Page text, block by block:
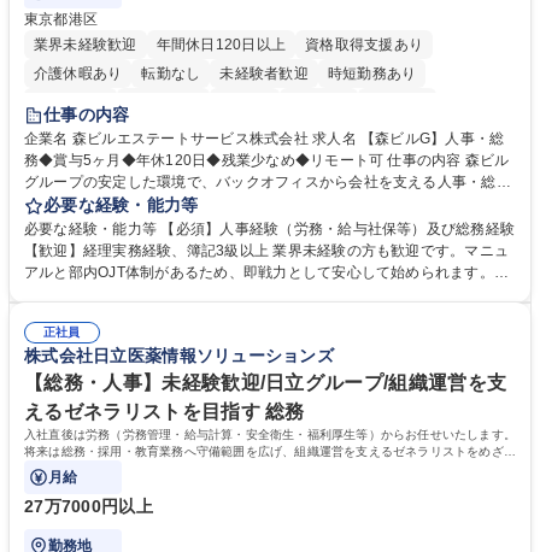
東京都港区
業界未経験歓迎
年間休日120日以上
資格取得支援あり
介護休暇あり
転勤なし 未経験者歓迎
時短勤務あり
経験者歓迎
完全週休2日制
交通費支給 長期歓迎 駅近5分以内 土日祝休み
仕事の内容
企業名 森ビルエステートサービス株式会社 求人名 【森ビルG】人事・総
務◆賞与5ヶ月◆年休120日◆残業少なめ◆リモート可 仕事の内容 森ビル
グループの安定した環境で、バックオフィスから会社を支える人事・総務
をお任せします。 労務と総務の業務をバランスよく担当し、ゆくゆくは制
度改定などのコア業務にも挑戦できる、やりがいある環境です。 ■勤怠管
理、給与計算、社会保険手続き、年末調整等の労務管理全般 ■入退社手続
き、社内規定の改定や人事制度改定などのコア業務 ■社内イベントの企画
でも質問・相談できる環境が整っているため、安心して成長できます。 募
集職種 【森ビルG】人事・総務◆賞与5ヶ月◆年休120日◆残業少なめ◆
リモート可
必要な経験・能力等
必要な経験・能力等 【必須】人事経験（労務・給与社保等）及び総務経験
【歓迎】経理実務経験、簿記3級以上 業界未経験の方も歓迎です。マニュ
アルと部内OJT体制があるため、即戦力として安心して始められます。
務に挑戦できるため、自身の成長と組織への貢献度をダイレクトに実感で
きます。 残業少なめ、週1日リモート可など、ワークライフバランスを保
ち長期活躍できる環境です。 「これまでの幅広い経験を活かし、長期的な
キャリアを築きたい」という前向きな意欲と挑戦を全力で応援します。 学
歴・資格 学歴：大学院 大学 高専 短大 専修学校 高校 語学力： 資格：日商
簿記検定1級 日商簿記検定2級 日商簿記検定3級
正社員
株式会社日立医薬情報ソリューションズ
【総務・人事】未経験歓迎/日立グループ/組織運営を支
えるゼネラリストを目指す 総務
入社直後は労務（労務管理・給与計算・安全衛生・福利厚生等）からお任せいたします。
将来は総務・採用・教育業務へ守備範囲を広げ、組織運営を支えるゼネラリストをめざせ
ます。
月給
27万7000円以上
勤務地